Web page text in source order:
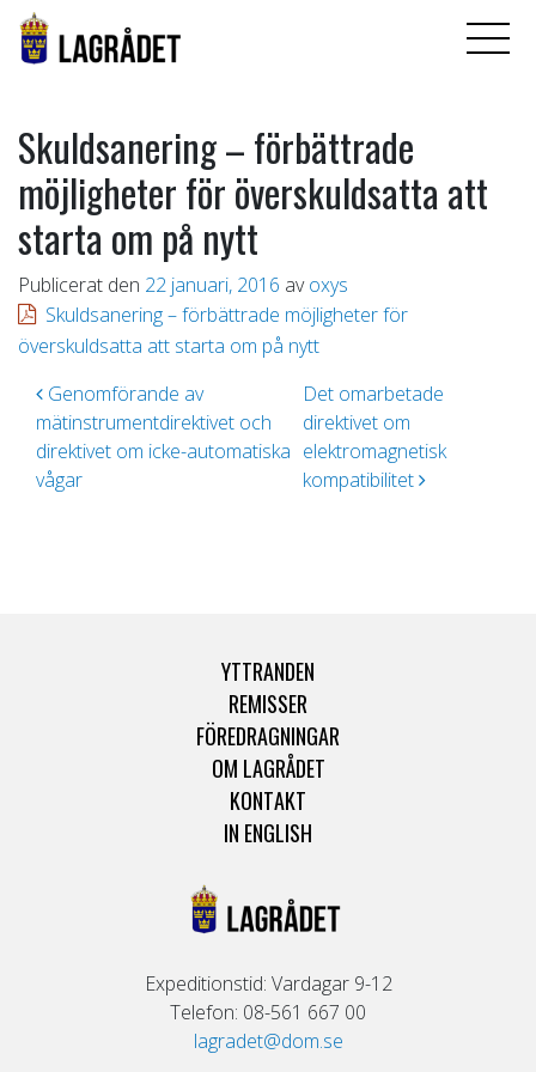
Skuldsanering – förbättrade
möjligheter för överskuldsatta att
starta om på nytt
Publicerat den 22 januari, 2016 av oxys
Skuldsanering – förbättrade möjligheter för
överskuldsatta att starta om på nytt
Inläggsnavigering
Genomförande av
mätinstrumentdirektivet och
direktivet om icke-automatiska
vågar
Det omarbetade
direktivet om
elektromagnetisk
kompatibilitet
YTTRANDEN
REMISSER
FÖREDRAGNINGAR
OM LAGRÅDET
KONTAKT
IN ENGLISH
Expeditionstid: Vardagar 9-12
Telefon: 08-561 667 00
lagradet@dom.se